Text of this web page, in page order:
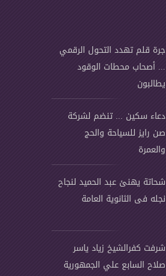
جرة قلم تهدد التحول الرقمي
... أصحاب محطات الوقود
يطالبون
دعاء سكين ... تنضم لشركة
صن رايز للسياحة والحج
والعمرة
شحاتة يهنئ عبد الحميد لنجاح
نجله فى الثانوية العامة
شرفت كفرالشيخ زياد ياسر
صلاح السابع علي الجمهورية